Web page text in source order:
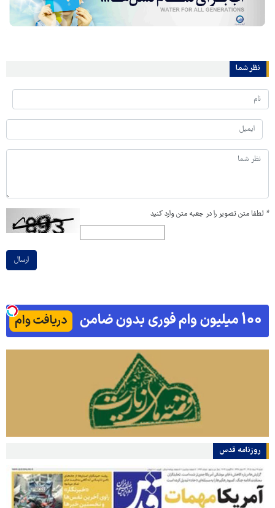
نظر شما
* لطفا متن تصویر را در جعبه متن وارد کنید
ارسال
روزنامه قدس